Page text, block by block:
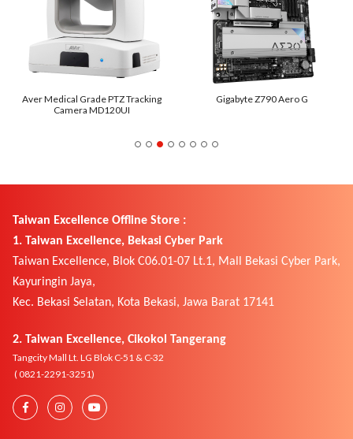
Aver Medical Grade PTZ Tracking
Camera MD120UI
Gigabyte Z790 Aero G
Taiwan Excellence Offline Store :
1. Taiwan Excellence, Bekasi Cyber Park
Taiwan Excellence, Blok C06.01-07 Lt.1, Mall Bekasi Cyber Park,
Kayuringin Jaya,
Kec. Bekasi Selatan, Kota Bekasi, Jawa Barat 17141
2. Taiwan Excellence, Cikokol Tangerang
Tangcity Mall Lt. LG Blok C-51 & C-32
( 0821-2291-3251)